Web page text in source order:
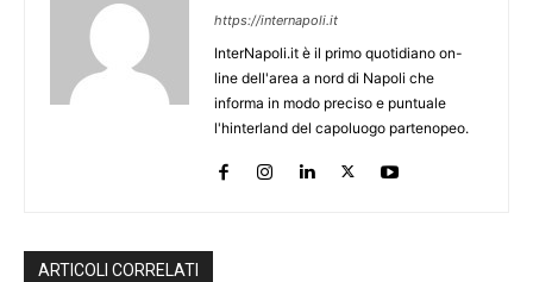
https://internapoli.it
InterNapoli.it è il primo quotidiano on-
line dell'area a nord di Napoli che
informa in modo preciso e puntuale
l'hinterland del capoluogo partenopeo.
ARTICOLI CORRELATI